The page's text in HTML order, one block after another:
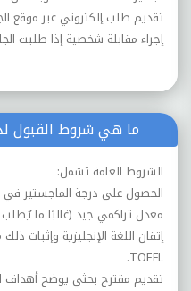
تقديم طلب إلكتروني عبر موقع
إجراء مقابلة شخصية إذا طلبت
ما هي شروط القبول
الشروط العامة تشمل:
الحصول على درجة الماجستير
معدل تراكمي جيد (غالبًا ما يُطلب 3.0 أو أعلى على مقياس 4.0).
TOEFL.
تقديم مقترح بحثي يوضح أهداف